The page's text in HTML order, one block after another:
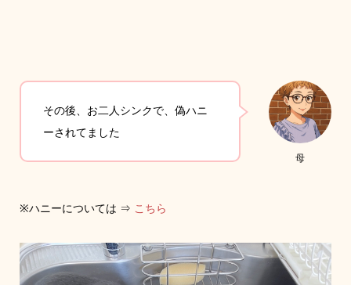
母
その後、お二人シンクで、偽ハニ
ーされてました
※ハニーについては ⇒ こちら